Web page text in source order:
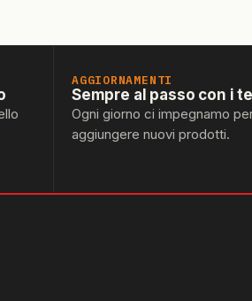
AGGIORNAMENTI
Sempre al passo con i
Ogni giorno ci impegnamo
aggiungere nuovi prodotti.